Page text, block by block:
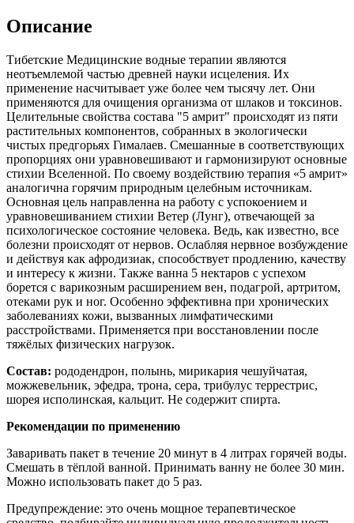
Описание
Тибетские Медицинские водные терапии являются
неотъемлемой частью древней науки исцеления. Их
применение насчитывает уже более чем тысячу лет. Они
применяются для очищения организма от шлаков и токсинов.
Целительные свойства состава "5 амрит" происходят из пяти
растительных компонентов, собранных в экологически
чистых предгорьях Гималаев. Смешанные в соответствующих
пропорциях они уравновешивают и гармонизируют основные
стихии Вселенной. По своему воздействию терапия «5 амрит»
аналогична горячим природным целебным источникам.
Основная цель направленна на работу с успокоением и
уравновешиванием стихии Ветер (Лунг), отвечающей за
психологическое состояние человека. Ведь, как известно, все
болезни происходят от нервов. Ослабляя нервное возбуждение
и действуя как афродизиак, способствует продлению, качеству
и интересу к жизни. Также ванна 5 нектаров с успехом
борется с варикозным расширением вен, подагрой, артритом,
отеками рук и ног. Особенно эффективна при хронических
заболеваниях кожи, вызванных лимфатическими
расстройствами. Применяется при восстановлении после
тяжёлых физических нагрузок.
Состав: рододендрон, полынь, мирикария чешуйчатая,
можжевельник, эфедра, трона, сера, трибулус террестрис,
шорея исполинская, кальцит. Не содержит спирта.
Рекомендации по применению
Заваривать пакет в течение 20 минут в 4 литрах горячей воды.
Смешать в тёплой ванной. Принимать ванну не более 30 мин.
Можно использовать пакет до 5 раз.
Предупреждение: это очень мощное терапевтическое